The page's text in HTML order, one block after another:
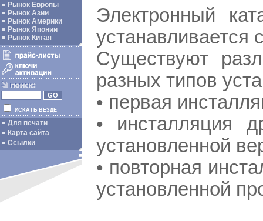
Рынок Европы
Рынок Азии
Рынок Америки
Рынок Японии
Рынок Китая
ИСКАТЬ ВЕЗДЕ
Для печати
Карта сайта
Ссылки
Электронный
устанавливается
Существуют
разных типов
• первая
• инсталляция
установленной
• повторная
установленной